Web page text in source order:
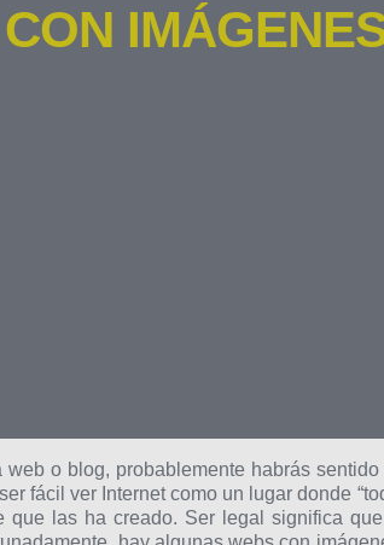
o blog, probablemente habrás sentido
fácil ver Internet como un lugar donde
que las ha creado. Ser legal significa